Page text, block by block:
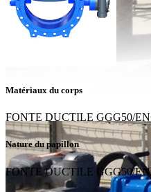
Matériaux du corps
FONTE DUCTILE GGG50/
Nature du papillon
FONTE DUCTILE GGG50/